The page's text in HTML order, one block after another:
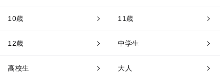
10歳 11歳
12歳 中学生
高校生 大人